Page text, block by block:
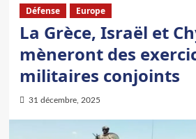
Défense Europe
La Grèce, Israël et
mèneront des
militaires conjoints
31 décembre, 2025